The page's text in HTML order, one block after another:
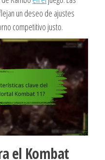
un deseo de ajustes
competitivo justo.
el Kombat